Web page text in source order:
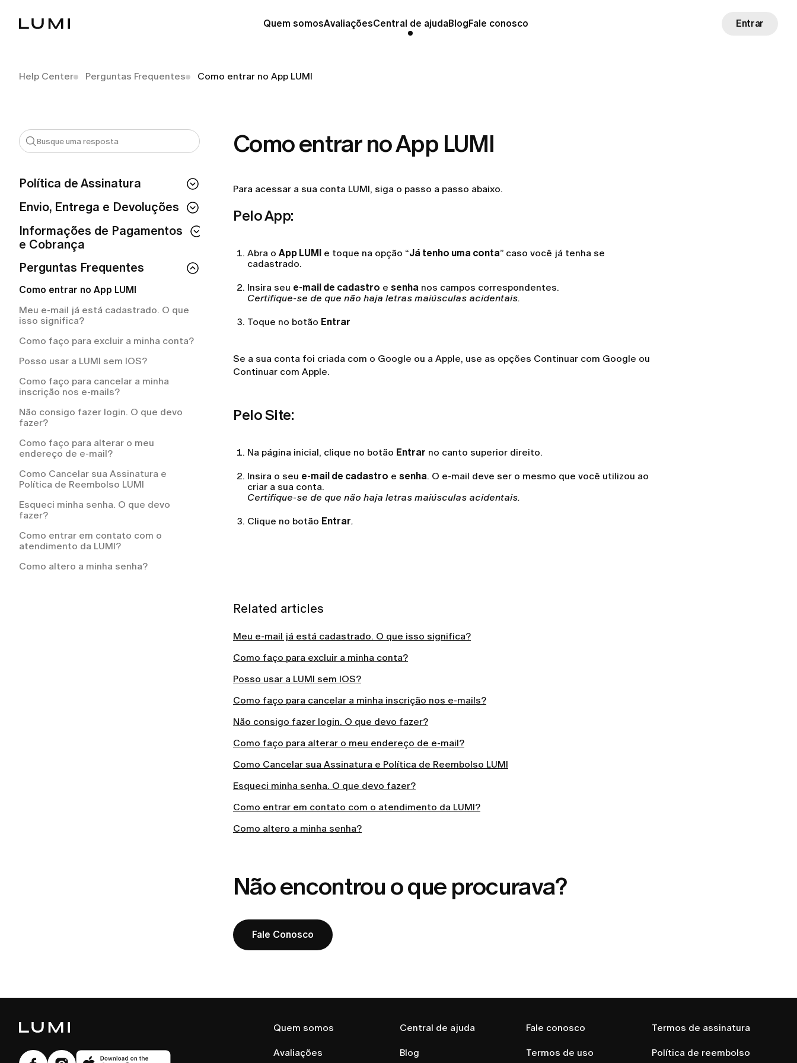
Quem somosAvaliaçõesCentral de ajudaBlogFale conosco Entrar
Help Center Perguntas Frequentes Como entrar no App LUMI
Política de Assinatura
Se eu cancelar a minha assinatura,
perco o acesso imediatamente?
Como posso conferir o status da minha
assinatura?
Como cancelar a sua assinatura LUMI?
O que está incluído na minha assinatura
Como cancelar a sua assinatura LUMI?
Com que frequência serei cobrada pelo
meu plano de assinatura?
Envio, Entrega e Devoluções
Como fazer um pedido na LUMI?
Preciso pagar pelo serviço de entrega?
Meu pedido está atrasado. O que devo
pedido?
devolução?
Para quais países vocês entregam?
Posso alterar ou cancelar o meu pedido
após finalizá-lo?
Como faço para devolver uma peça que
não serviu?
O que acontece se um item do meu
pedido estiver fora de estoque?
Preciso pagar pelo frete de devolução?
Informações de Pagamentos
e Cobrança
Quanto tempo leva para receber o
reembolso da LUMI?
Por que a LUMI me cobrou
automaticamente?
Como solicitar um reembolso na LUMI?
Como posso solicitar um reembolso?
Perguntas Frequentes
Como entrar no App LUMI
Meu e-mail já está cadastrado. O que
isso significa?
Como faço para excluir a minha conta?
Posso usar a LUMI sem IOS?
Como faço para cancelar a minha
inscrição nos e-mails?
Não consigo fazer login. O que devo
fazer?
Como faço para alterar o meu
endereço de e-mail?
Como Cancelar sua Assinatura e
Política de Reembolso LUMI
Esqueci minha senha. O que devo
fazer?
Como entrar em contato com o
atendimento da LUMI?
Como altero a minha senha?
Como entrar no App LUMI
Para acessar a sua conta LUMI, siga o passo a passo abaixo.
Pelo App:
Abra o App LUMI e toque na opção “Já tenho uma conta” caso você já tenha se
cadastrado.
Insira seu e-mail de cadastro e senha nos campos correspondentes.
Certifique-se de que não haja letras maiúsculas acidentais.
Toque no botão Entrar
Se a sua conta foi criada com o Google ou a Apple, use as opções Continuar com Google ou
Continuar com Apple.
Pelo Site:
Na página inicial, clique no botão Entrar no canto superior direito.
Insira o seu e-mail de cadastro e senha. O e-mail deve ser o mesmo que você utilizou ao
criar a sua conta.
Certifique-se de que não haja letras maiúsculas acidentais.
Clique no botão Entrar.
Related articles
Meu e-mail já está cadastrado. O que isso significa?
Como faço para excluir a minha conta?
Posso usar a LUMI sem IOS?
Como faço para cancelar a minha inscrição nos e-mails?
Não consigo fazer login. O que devo fazer?
Como faço para alterar o meu endereço de e-mail?
Como Cancelar sua Assinatura e Política de Reembolso LUMI
Esqueci minha senha. O que devo fazer?
Como entrar em contato com o atendimento da LUMI?
Como altero a minha senha?
Não encontrou o que procurava?
Fale Conosco
Quem somos
Avaliações
Central de ajuda
Blog
Fale conosco
Termos de uso
Termos de assinatura
Política de reembolso